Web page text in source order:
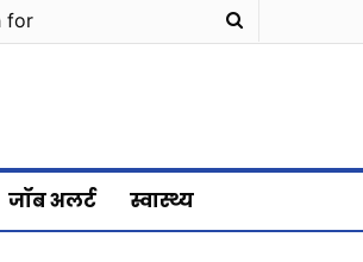
Search
जॉब अलर्ट स्वास्थ्य